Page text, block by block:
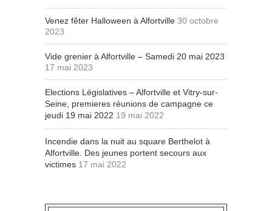
Venez fêter Halloween à Alfortville 30 octobre
2023
Vide grenier à Alfortville – Samedi 20 mai 2023
17 mai 2023
Elections Législatives – Alfortville et Vitry-sur-
Seine, premieres réunions de campagne ce
jeudi 19 mai 2022 19 mai 2022
Incendie dans la nuit au square Berthelot à
Alfortville. Des jeunes portent secours aux
victimes 17 mai 2022